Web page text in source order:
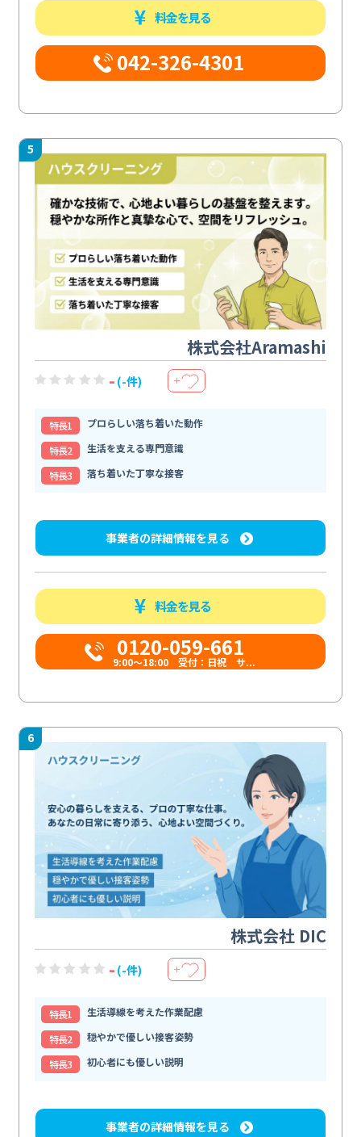
料金を見る
042-326-4301
5
株式会社Aramashi
- (-件) ＋
特⻑1
プロらしい落ち着いた動作
特⻑2
生活を支える専門意識
特⻑3
落ち着いた丁寧な接客
事業者の詳細情報を見る
料金を見る
0120-059-661
9:00〜18:00 受付：日祝 サ...
6
株式会社 DIC
- (-件) ＋
特⻑1
生活導線を考えた作業配慮
特⻑2
穏やかで優しい接客姿勢
特⻑3
初心者にも優しい説明
事業者の詳細情報を見る